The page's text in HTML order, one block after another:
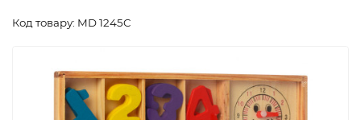
Код товару: MD 1245C